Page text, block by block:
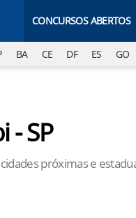
CONCURSOS ABERTOS
BA CE DF ES GO
- SP
próximas e